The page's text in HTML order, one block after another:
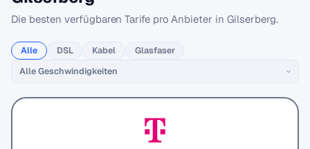
Die besten verfügbaren Tarife pro Anbieter in Gilserberg.
Alle DSL Kabel Glasfaser